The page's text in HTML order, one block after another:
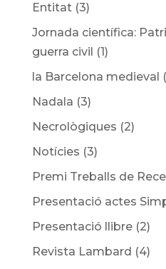
Entitat(3)
Jornada científica:
guerra civil (1)
la Barcelona medieval
Nadala (3)
Necrològiques (2)
Notícies (3)
Premi Treballs de
Presentació actes
Presentació llibre(2)
Revista Lambard (4)